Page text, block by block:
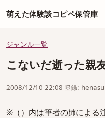
萌えた体験談コピペ保管庫
ジャンル一覧
こないだ逝った親
2008/12/10 22:08 登録: henasu
※（）内は筆者の姉による